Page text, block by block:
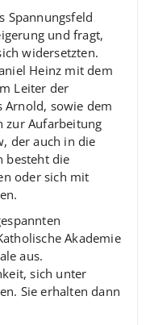
Spannungsfeld
und fragt,
widersetzten.
Heinz mit dem
Leiter der
Arnold, sowie dem
zur Aufarbeitung
der auch in die
besteht die
oder sich mit
Akademie
aus.
sich unter
Sie erhalten dann